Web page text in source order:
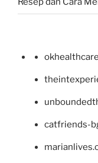
catfriends-